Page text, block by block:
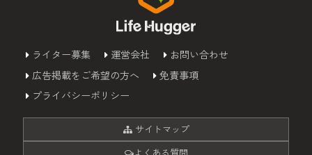
ライター募集 運営会社
お問い合わせ
広告掲載をご希望の方へ
免責事項
プライバシーポリシー
サイトマップ